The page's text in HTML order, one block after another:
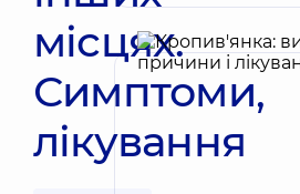
місцях.
Симптоми,
лікування